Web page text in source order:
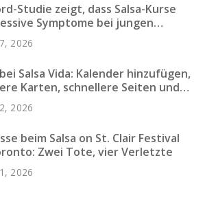
Studie zeigt, dass Salsa-Kurse
Symptome bei jungen
verringern
2026
Salsa Vida: Kalender hinzufügen,
Karten, schnellere Seiten und
2026
beim Salsa on St. Clair Festival
Zwei Tote, vier Verletzte
2026